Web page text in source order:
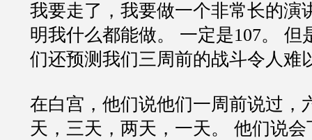
我要走了，我要做一个非常长的演
明我什么都能做。 一定是107。 但
们还预测我们三周前的战斗令人难
在白宫，他们说他们一周前说过，
天，三天，两天，一天。 他们说